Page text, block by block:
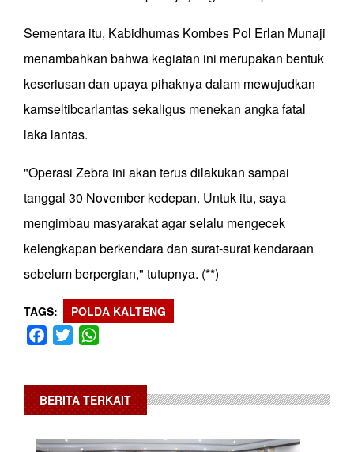
Sementara itu, Kabidhumas Kombes Pol Erlan Munaji
menambahkan bahwa kegiatan ini merupakan bentuk
keseriusan dan upaya pihaknya dalam mewujudkan
kamseltibcarlantas sekaligus menekan angka fatal
laka lantas.
"Operasi Zebra ini akan terus dilakukan sampai
tanggal 30 November kedepan. Untuk itu, saya
mengimbau masyarakat agar selalu mengecek
kelengkapan berkendara dan surat-surat kendaraan
sebelum berpergian," tutupnya. (**)
TAGS POLDA KALTENG
Facebook
Twitter
BERITA TERKAIT